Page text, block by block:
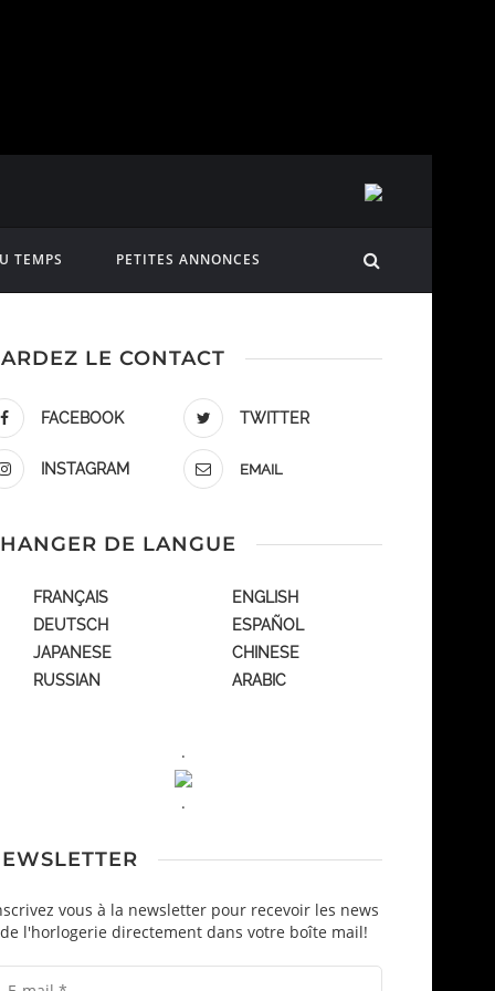
TEMPS PETITES ANNONCES
LE CONTACT
FACEBOOK TWITTER
INSTAGRAM EMAIL
DE LANGUE
FRANÇAIS
ENGLISH
DEUTSCH
ESPAÑOL
JAPANESE
CHINESE
RUSSIAN
ARABIC
.
.
vous à la newsletter pour recevoir les news
de l'horlogerie directement dans votre boîte mail!